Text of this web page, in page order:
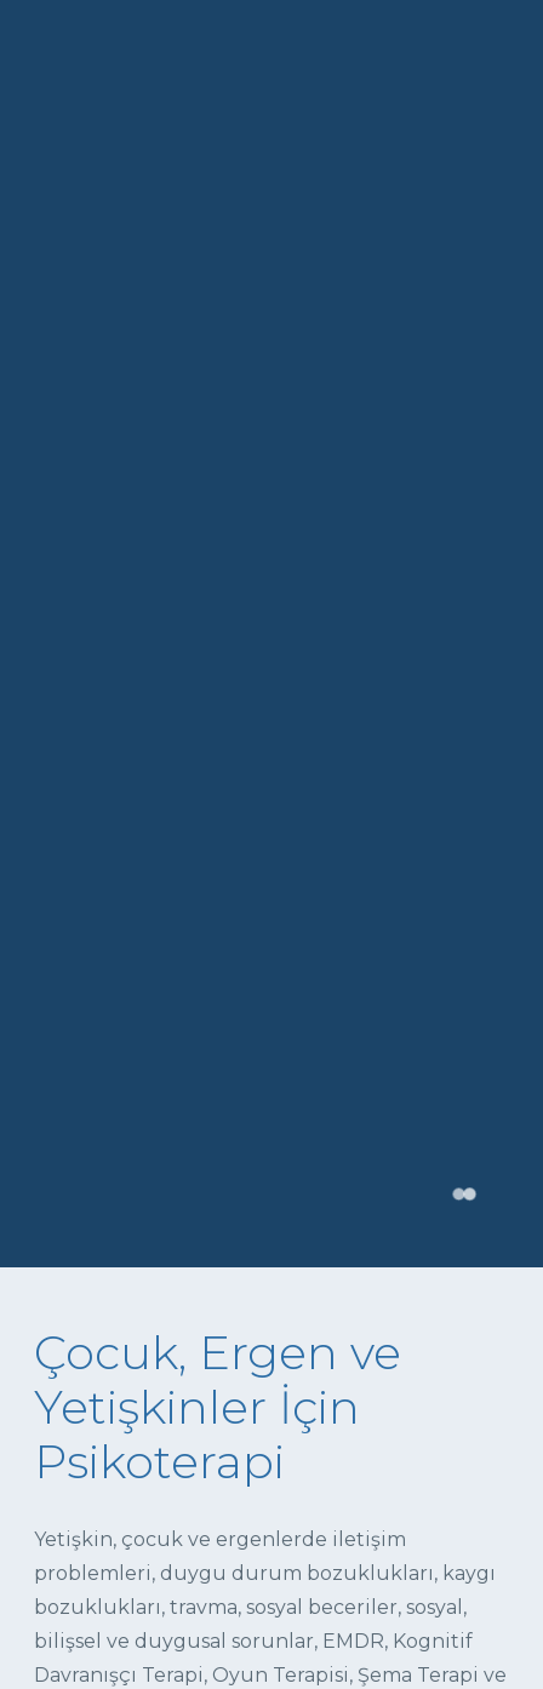
Çocuk, Ergen ve
Yetişkinler İçin
Psikoterapi
Yetişkin, çocuk ve ergenlerde iletişim
problemleri, duygu durum bozuklukları, kaygı
bozuklukları, travma, sosyal beceriler, sosyal,
bilişsel ve duygusal sorunlar, EMDR, Kognitif
Davranışçı Terapi, Oyun Terapisi, Şema Terapi ve